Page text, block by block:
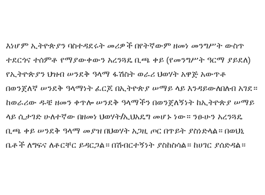
እነሆም ኢትዮጵያን ባስተዳደሩት መሪዎች በየትኛውም ዘመነ መንግሥት ውስጥ
ተደርጎና ተሰምቶ የማያውቀውን አረንጓዴ ቢጫ ቀይ (የመንግሥት ዓርማ ያይደለ)
የኢትዮጵያን ህዝብ ሠንደቅ ዓላማ ፋሽስት ወራሪ ህወሃት አዋጅ አውጥቶ
በወንጀለኛ ሠንደቅ ዓላማነት ፈርጆ በኢትዮጵያ ሠማይ ላይ እንዳይውለበለብ አገደ።
ከወራሪው ዱቼ ዘመን ቀጥሎ ሠንደቅ ዓላማችን በወንጀለኝነት ከኢትዮጵያ ሠማይ
ላይ ሲታገድ ሁለተኛው በዘመነ ህወሃት/ኢህአዴግ መሆኑ ነው። ንፁሁን አረንጓዴ
ቢጫ ቀይ ሠንደቅ ዓላማ መያዝ በህወሃት አጋዚ ጦር በጥይት ያስነድላል። በወህኒ
ቤቶች ለግፍና ለቶርቸር ይዳርጋል። በሽብርተኝነት ያስከስሳል። ከሀገር ያሰድዳል።